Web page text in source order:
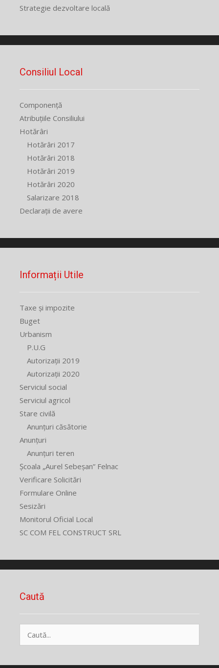
Strategie dezvoltare locală
Consiliul Local
Componență
Atribuțiile Consiliului
Hotărâri
Hotărâri 2017
Hotărâri 2018
Hotărâri 2019
Hotărâri 2020
Salarizare 2018
Declarații de avere
Informații Utile
Taxe și impozite
Buget
Urbanism
P.U.G
Autorizații 2019
Autorizații 2020
Serviciul social
Serviciul agricol
Stare civilă
Anunțuri căsătorie
Anunțuri
Anunțuri teren
Școala „Aurel Sebeșan” Felnac
Verificare Solicitări
Formulare Online
Sesizări
Monitorul Oficial Local
SC COM FEL CONSTRUCT SRL
Caută
după: